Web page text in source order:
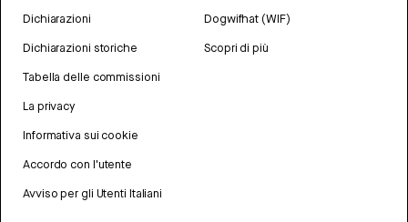
Dichiarazioni
Dichiarazioni storiche
Tabella delle commissioni
La privacy
Informativa sui cookie
Accordo con l'utente
Avviso per gli Utenti Italiani
Dogwifhat (WIF)
Scopri di più